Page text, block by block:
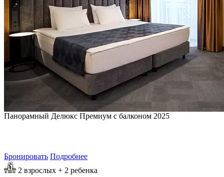
Панорамный Делюкс Премиум с балконом 2025
Бронировать Подробнее
2 взрослых + 2 ребенка